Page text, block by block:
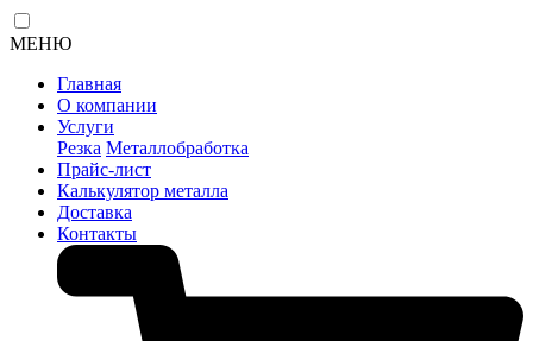
МЕНЮ
Главная
О компании
Услуги
Резка Металлобработка
Прайс-лист
Калькулятор металла
Доставка
Контакты